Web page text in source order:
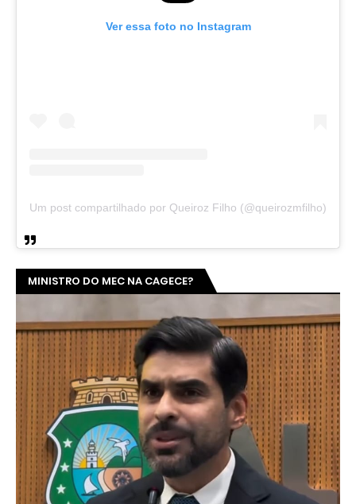
Ver essa foto no Instagram
Um post compartilhado por Queiroz Filho (@queirozmfilho)
MINISTRO DO MEC NA CAGECE?